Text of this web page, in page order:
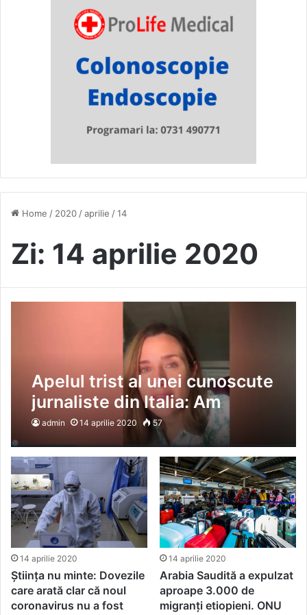
Home / 2020 /aprilie /14
Zi: 14 aprilie 2020
Apelul trist al unei cunoscute
jurnaliste din Italia: Am
coronavirus de o lună. Mi s-a
părut o condamnare fără
apel. VIDEODuca Dan
admin 14 aprilie 2020 57
14 aprilie 2020
Știința nu minte: Dovezile
care arată clar că noul
coronavirus nu a fost
14 aprilie 2020
Arabia Saudită a expulzat
aproape 3.000 de
migranți etiopieni. ONU